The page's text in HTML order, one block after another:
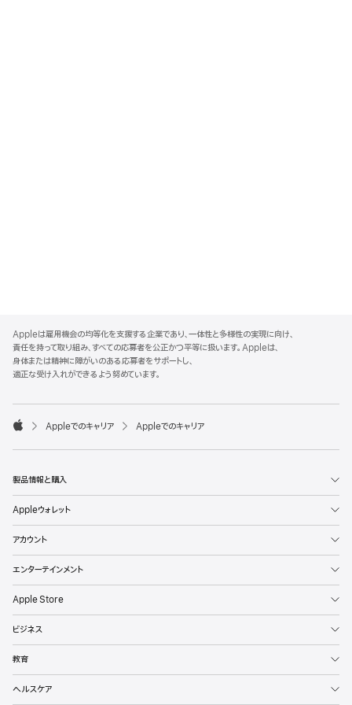
p
p
l
e
o
t
Appleは雇用機会の均等化を支援する企業であり、一体性と多様性の実現に向け、
責任を持って取り組み、すべての応募者を公正かつ平等に扱います。Appleは、
身体または精神に障がいのある応募者をサポートし、
適正な受け入れができるよう努めています。

p
l
Appleでのキャリア Appleでのキャリア
製品情報と購入
Appleウォレット
アカウント
エンターテインメント
Apple Store
ビジネス
教育
ヘルスケア